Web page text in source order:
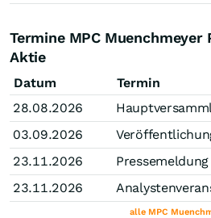
Termine MPC Muenchmeyer
Aktie
Datum
Termin
28.08.2026
03.09.2026
23.11.2026
23.11.2026
alle MPC